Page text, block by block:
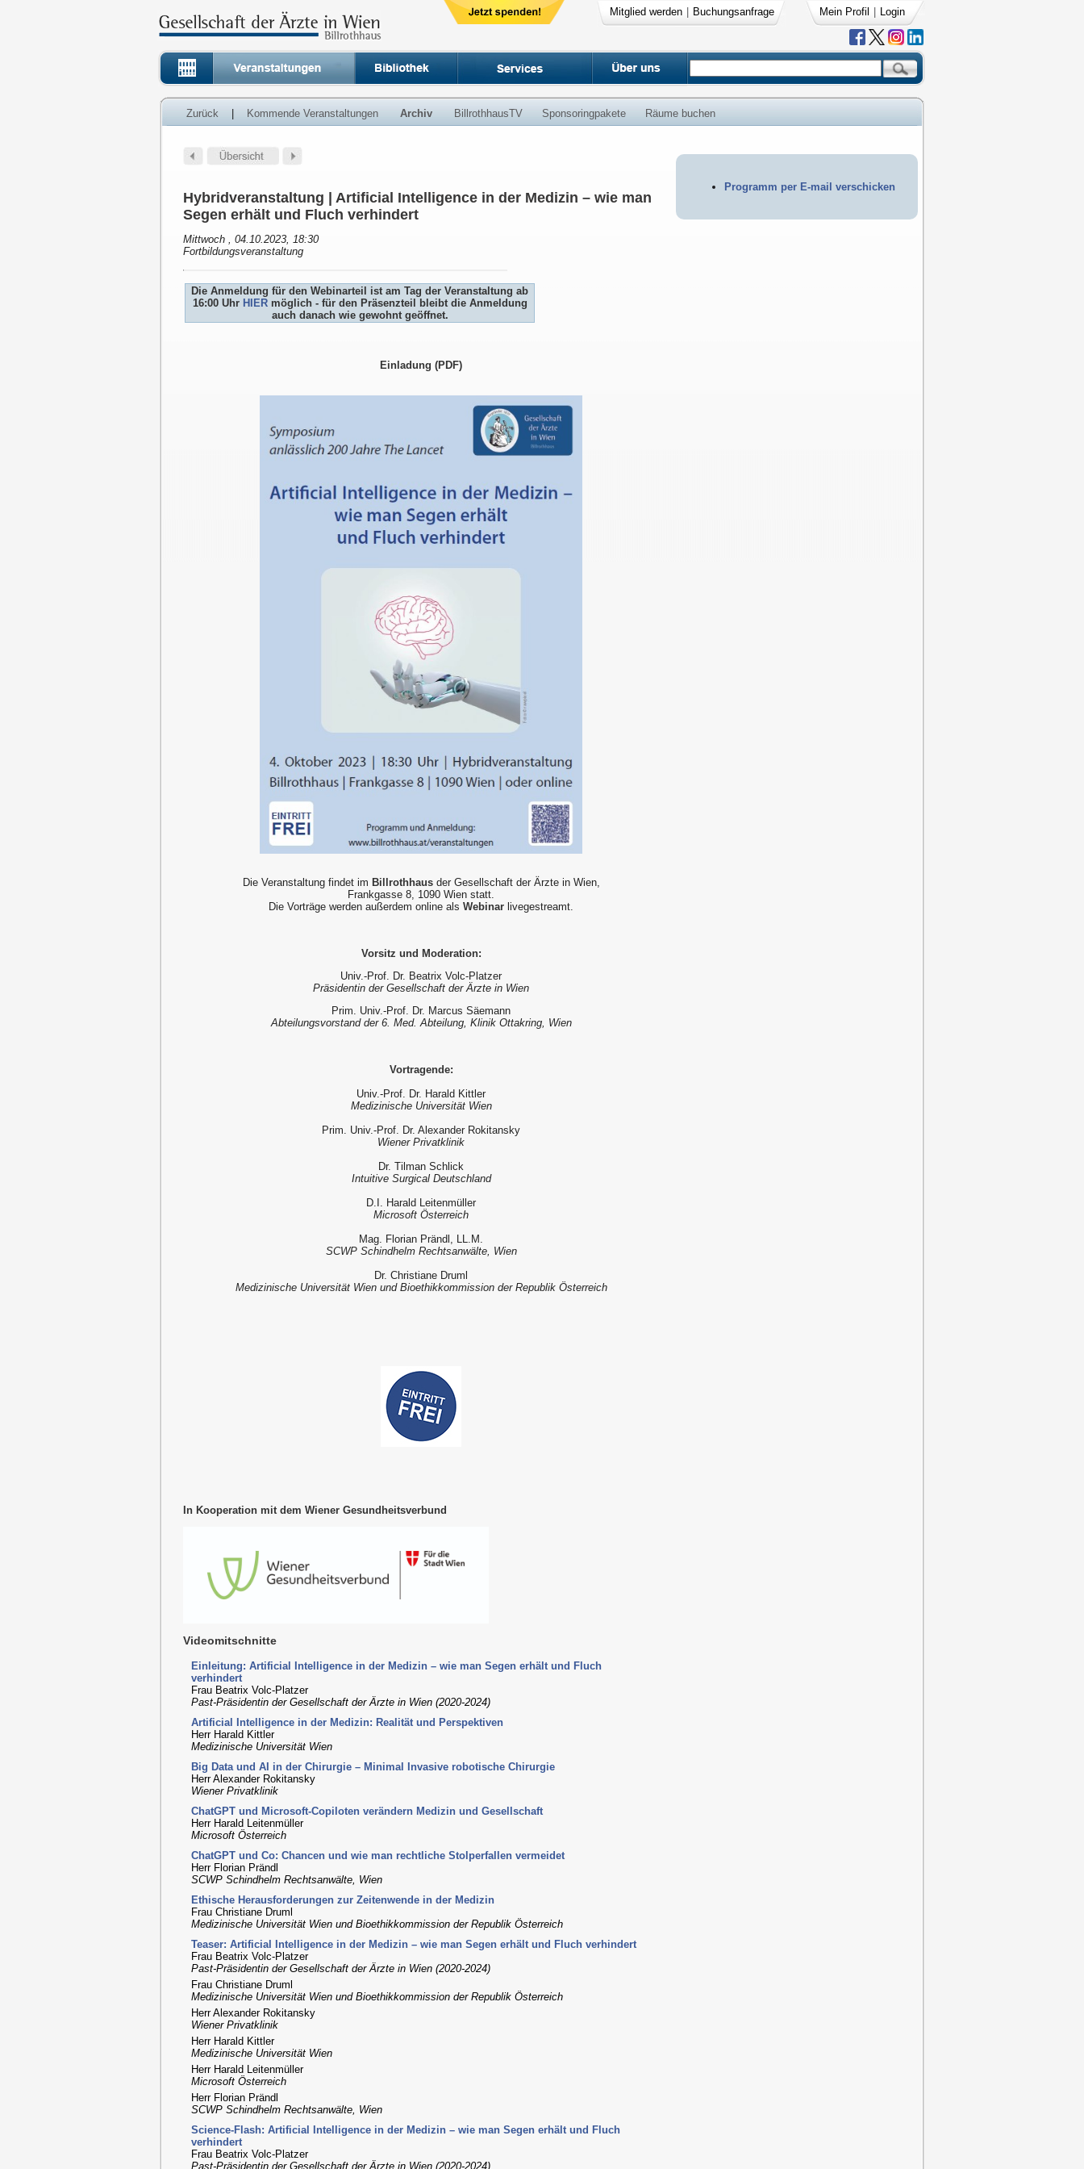
Mitglied werden Buchungsanfrage Mein Profil Login
Zurück Kommende Veranstaltungen Archiv BillrothhausTV Sponsoringpakete Räume buchen
Programm per E-mail verschicken
Hybridveranstaltung | Artificial Intelligence in der Medizin – wie man
Segen erhält und Fluch verhindert
Mittwoch , 04.10.2023, 18:30
Fortbildungsveranstaltung
Die Anmeldung für den Webinarteil ist am Tag der Veranstaltung ab
16:00 Uhr HIERmöglich - für den Präsenzteil bleibt die Anmeldung
auch danach wie gewohnt geöffnet.
Einladung (PDF)
Die Veranstaltung findet im Billrothhausder Gesellschaft der Ärzte in Wien,
Frankgasse 8, 1090 Wien statt.
Die Vorträge werden außerdem online als Webinar livegestreamt.
Vorsitz und Moderation:
Univ.-Prof. Dr. Beatrix Volc-Platzer
Präsidentin der Gesellschaft der Ärzte in Wien
Prim. Univ.-Prof. Dr. Marcus Säemann
Abteilungsvorstand der 6. Med. Abteilung, Klinik Ottakring, Wien
Vortragende:
Univ.-Prof. Dr. Harald Kittler
Medizinische Universität Wien
Prim. Univ.-Prof. Dr. Alexander Rokitansky
Wiener Privatklinik
Dr. Tilman Schlick
Intuitive Surgical Deutschland
D.I. Harald Leitenmüller
Microsoft Österreich
Mag. Florian Prändl, LL.M.
SCWP Schindhelm Rechtsanwälte, Wien
Dr. Christiane Druml
Medizinische Universität Wien und Bioethikkommission der Republik Österreich
In Kooperation mit dem Wiener Gesundheitsverbund
Videomitschnitte
Einleitung: Artificial Intelligence in der Medizin – wie man Segen erhält und Fluch
verhindert
Frau Beatrix Volc-Platzer
Past-Präsidentin der Gesellschaft der Ärzte in Wien (2020-2024)
Artificial Intelligence in der Medizin: Realität und Perspektiven
Herr Harald Kittler
Medizinische Universität Wien
Big Data und AI in der Chirurgie – Minimal Invasive robotische Chirurgie
Herr Alexander Rokitansky
Wiener Privatklinik
ChatGPT und Microsoft-Copiloten verändern Medizin und Gesellschaft
Herr Harald Leitenmüller
Microsoft Österreich
ChatGPT und Co: Chancen und wie man rechtliche Stolperfallen vermeidet
Herr Florian Prändl
SCWP Schindhelm Rechtsanwälte, Wien
Ethische Herausforderungen zur Zeitenwende in der Medizin
Frau Christiane Druml
Medizinische Universität Wien und Bioethikkommission der Republik Österreich
Teaser: Artificial Intelligence in der Medizin – wie man Segen erhält und Fluch verhindert
Frau Beatrix Volc-Platzer
Past-Präsidentin der Gesellschaft der Ärzte in Wien (2020-2024)
Frau Christiane Druml
Medizinische Universität Wien und Bioethikkommission der Republik Österreich
Herr Alexander Rokitansky
Wiener Privatklinik
Herr Harald Kittler
Medizinische Universität Wien
Herr Harald Leitenmüller
Microsoft Österreich
Herr Florian Prändl
SCWP Schindhelm Rechtsanwälte, Wien
Science-Flash: Artificial Intelligence in der Medizin – wie man Segen erhält und Fluch
verhindert
Frau Beatrix Volc-Platzer
Past-Präsidentin der Gesellschaft der Ärzte in Wien (2020-2024)